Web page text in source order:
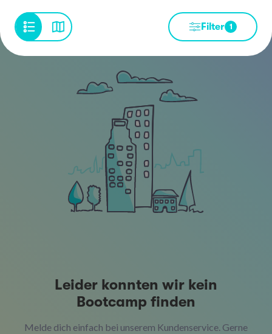
Filter 1
Leider konnten wir kein
Bootcamp finden
Melde dich einfach bei unserem Kundenservice. Gerne